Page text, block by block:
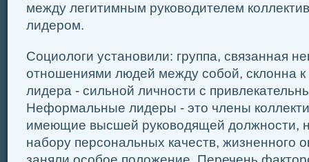
между легитимным руководителем
лидером.
Социологи установили: группа, связанная
отношениями людей между собой, склонна к
лидера - сильной личности с
Неформальные лидеры - это члены
имеющие высшей руководящей должности,
набору персональных качеств, жизненного